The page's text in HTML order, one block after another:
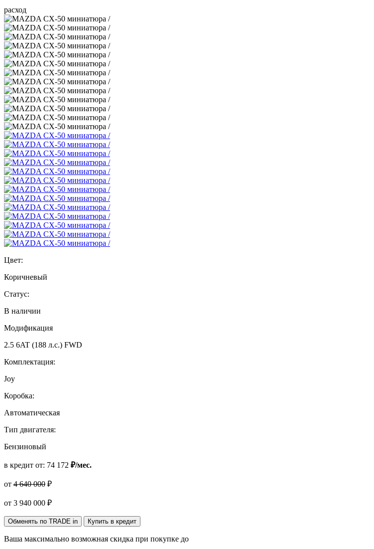
расход
Цвет:
Коричневый
Статус:
В наличии
Модификация
2.5 6AT (188 л.с.) FWD
Комплектация:
Joy
Коробка:
Автоматическая
Тип двигателя:
Бензиновый
в кредит от: 74 172 ₽/мес.
от 4 640 000 ₽
от 3 940 000 ₽
Обменять по TRADE in Купить в кредит
Ваша максимально возможная скидка при покупке до